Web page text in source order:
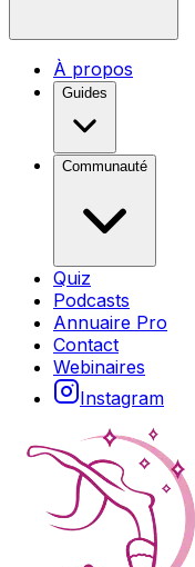
À propos
Guides
Communauté
Quiz
Podcasts
Annuaire Pro
Contact
Webinaires
Instagram